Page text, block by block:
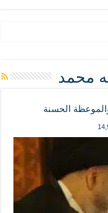
والقضايا - اضغط للاطلاع
الله عليه وآله) فكلّ
الأوطان
بل الإنصهار الوطني والدولة
المضرة من مسيحية النظام
المبادئ الانسانية التي تجعل
محمد
الحسنة